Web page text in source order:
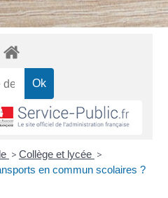
> Collège et lycée >
en commun scolaires ?